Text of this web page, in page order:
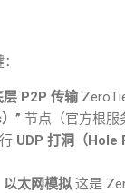
层 P2P 传输
） ” 节点（官方根服
UDP 打洞（Hole
太网模拟 这是